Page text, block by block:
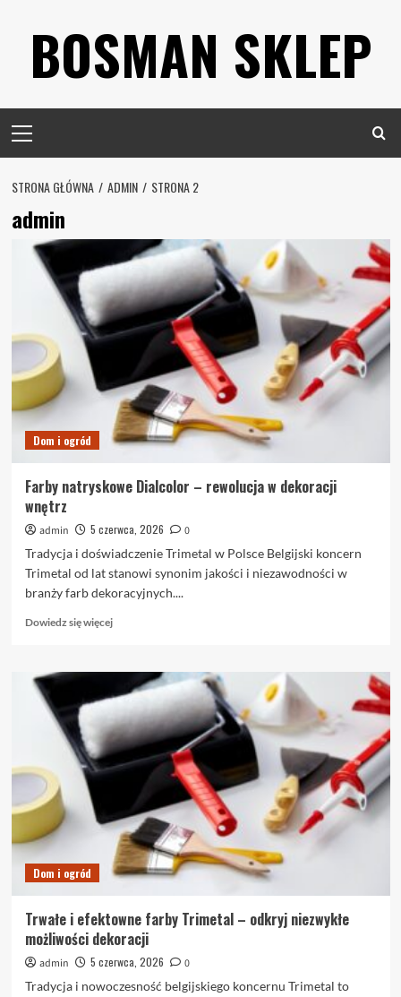
contentBOSMAN SKLEP
Menu
STRONA GŁÓWNA ADMIN STRONA 2
admin
Dom i ogród
Farby natryskowe Dialcolor – rewolucja w dekoracji
wnętrz
admin 5 czerwca, 2026
0
Tradycja i doświadczenie Trimetal w Polsce Belgijski koncern
Trimetal od lat stanowi synonim jakości i niezawodności w
branży farb dekoracyjnych....
Dowiedz się więcejDowiedz
o
Farby
natryskowe
Dialcolor
–
rewolucja
w
Dom i ogród
Trwałe i efektowne farby Trimetal – odkryj niezwykłe
możliwości dekoracji
admin 5 czerwca, 2026
0
Tradycja i nowoczesność belgijskiego koncernu Trimetal to